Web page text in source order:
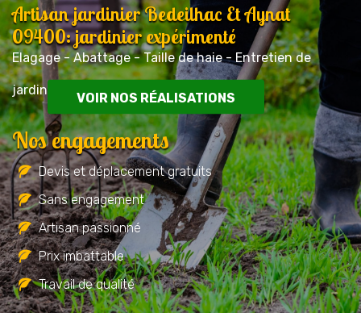
Artisan jardinier Bedeilhac Et Aynat
09400: jardinier expérimenté
Elagage - Abattage - Taille de haie - Entretien de
jardin
VOIR NOS RÉALISATIONS
Nos engagements
Devis et déplacement gratuits
Sans engagement
Artisan passionné
Prix imbattable
Travail de qualité